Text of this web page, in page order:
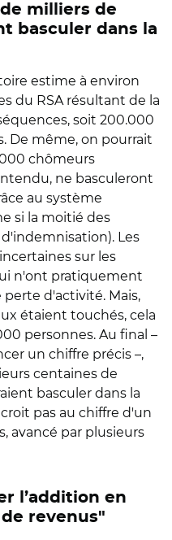
milliers de
basculer dans la
estime à environ
du RSA résultant de la
soit 200.000
De même, on pourrait
chômeurs
ne basculeront
au système
si la moitié des
Les
sur les
n'ont pratiquement
d'activité. Mais,
étaient touchés, cela
personnes. Au final –
un chiffre précis –,
centaines de
basculer dans la
pas au chiffre d'un
avancé par plusieurs
l’addition en
revenus"